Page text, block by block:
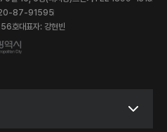
87-91595
호대표자: 강현빈